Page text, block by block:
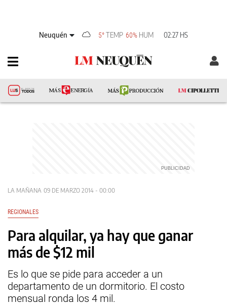
Neuquén 5° TEMP 60% HUM 02:27 HS
LA MAÑANA 09 DE MARZO 2014 - 00:00
REGIONALES
Para alquilar, ya hay que ganar
más de $12 mil
Es lo que se pide para acceder a un
departamento de un dormitorio. El costo
mensual ronda los 4 mil.